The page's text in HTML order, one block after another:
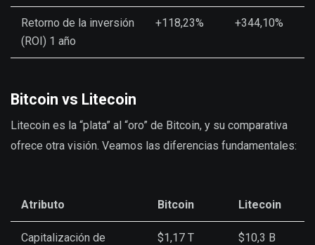
Retorno de la inversión
(ROI) 1 año
+118,23% +344,10%
Bitcoin vs Litecoin
Litecoin es la “plata” al “oro” de Bitcoin, y su comparativa
ofrece otra visión. Veamos las diferencias fundamentales:
Atributo Bitcoin Litecoin
Capitalización de
$1,17 T
$10,3 B